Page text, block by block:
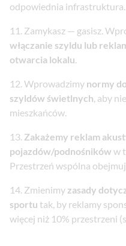
odpowiednia infrastruktura.
Zamykasz — gasisz.
włączanie szyldu lub
otwarcia lokalu.
Wprowadzimy normy
szyldów świetlnych, aby
mieszkańców.
Zakażemy reklam
pojazdów/podnośników w
Przestrzeń wspólna
Zmienimy zasady
sportu tak, by reklamy
więcej niż 10% przestrzeni